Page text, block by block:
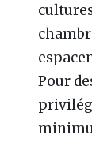
Pour